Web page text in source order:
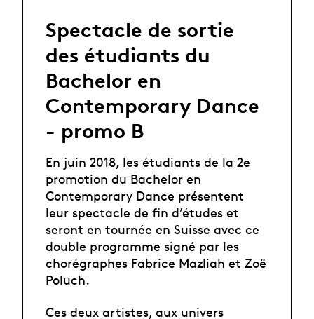
Spectacle de sortie
des étudiants du
Bachelor en
Contemporary Dance
- promo B
En juin 2018, les étudiants de la 2e
promotion du Bachelor en
Contemporary Dance présentent
leur spectacle de fin d’études et
seront en tournée en Suisse avec ce
double programme signé par les
chorégraphes Fabrice Mazliah et Zoë
Poluch.
Ces deux artistes, aux univers